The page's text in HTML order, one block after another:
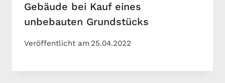
Gebäude bei Kauf eines
unbebauten Grundstücks
Veröffentlicht am 25.04.2022